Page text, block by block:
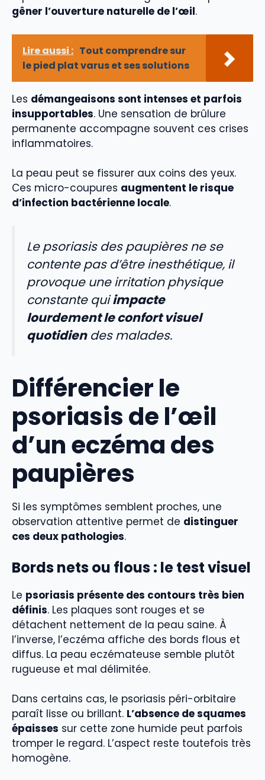
gêner l’ouverture naturelle de l’œil.
Lire aussi : Tout comprendre sur
le pied plat varus et ses solutions
Les démangeaisons sont intenses et parfois
insupportables. Une sensation de brûlure
permanente accompagne souvent ces crises
inflammatoires.
La peau peut se fissurer aux coins des yeux.
Ces micro-coupures augmentent le risque
d’infection bactérienne locale.
Le psoriasis des paupières ne se
contente pas d’être inesthétique, il
provoque une irritation physique
constante quiimpacte
lourdement le confort visuel
quotidiendes malades.
Différencier le
psoriasis de l’œil
d’un eczéma des
paupières
Si les symptômes semblent proches, une
observation attentive permet de distinguer
ces deux pathologies.
Bords nets ou flous : le test visuel
Le psoriasis présente des contours très bien
définis. Les plaques sont rouges et se
détachent nettement de la peau saine. À
l’inverse, l’eczéma affiche des bords flous et
diffus. La peau eczémateuse semble plutôt
rugueuse et mal délimitée.
Dans certains cas, le psoriasis péri-orbitaire
paraît lisse ou brillant. L’absence de squames
épaisses sur cette zone humide peut parfois
tromper le regard. L’aspect reste toutefois très
homogène.